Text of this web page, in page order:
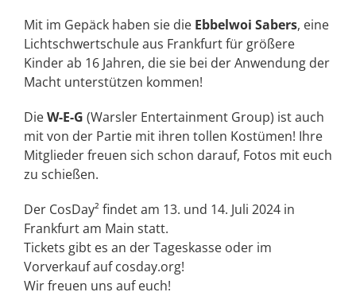
Mit im Gepäck haben sie die Ebbelwoi Sabers, eine
Lichtschwertschule aus Frankfurt für größere
Kinder ab 16 Jahren, die sie bei der Anwendung der
Macht unterstützen kommen!
DieW-E-G (Warsler Entertainment Group) ist auch
mit von der Partie mit ihren tollen Kostümen! Ihre
Mitglieder freuen sich schon darauf, Fotos mit euch
zu schießen.
Der CosDay² findet am 13. und 14. Juli 2024 in
Frankfurt am Main statt.
Tickets gibt es an der Tageskasse oder im
Vorverkauf auf cosday.org!
Wir freuen uns auf euch!